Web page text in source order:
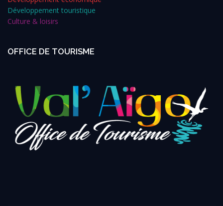
Développement touristique
Culture & loisirs
OFFICE DE TOURISME